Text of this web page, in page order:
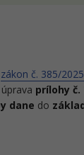
zákon č. 385/
prílohy č.
dane do